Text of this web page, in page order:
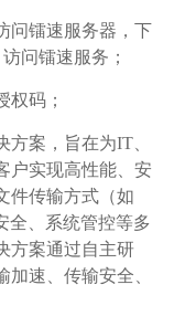
问镭速服务器，下
问镭速服务；
权码；
案，旨在为IT、
户实现高性能、安
件传输方式（如
全、系统管控等多
方案通过自主研
速、传输安全、